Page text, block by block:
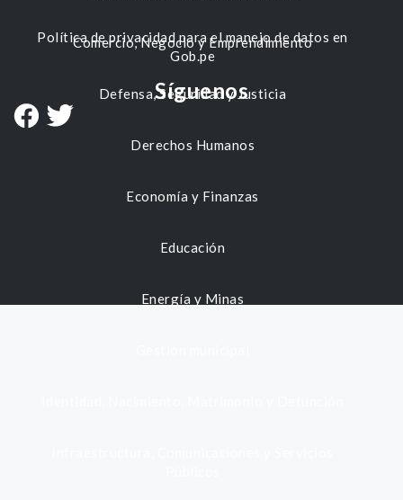
Comercio, Negocio y Emprendimiento
Defensa, Seguridad y Justicia
Derechos Humanos
Economía y Finanzas
Educación
Energía y Minas
Política de privacidad para el manejo de datos en
Gob.pe
Síguenos